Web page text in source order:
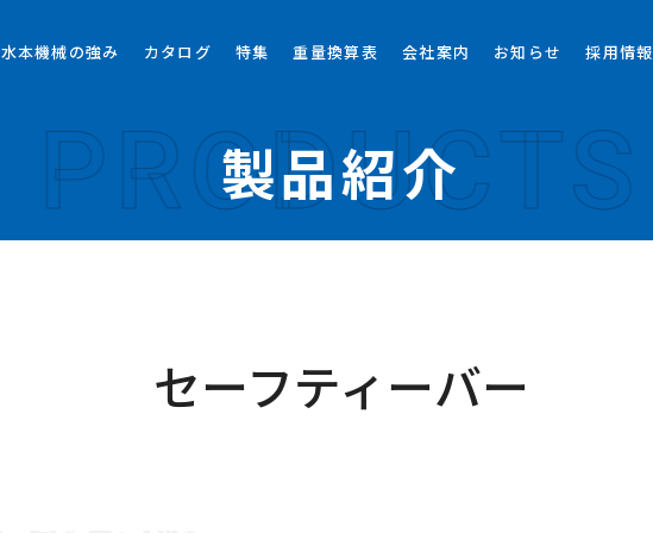
水本機械の強み カタログ 特集 重量換算表 会社案内 お知らせ 採用情報
PRODUCTS
製品紹介
セーフティーバー